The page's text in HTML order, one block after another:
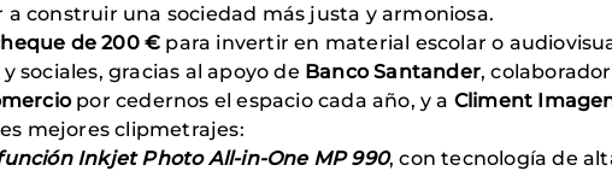
construir una sociedad más justa y armoniosa.
de 200 € para invertir en material escolar o
sociales, gracias al apoyo de Banco Santander,
por cedernos el espacio cada año, y a Climent
mejores clipmetrajes:
Inkjet Photo All-in-One MP 990, con tecnología de